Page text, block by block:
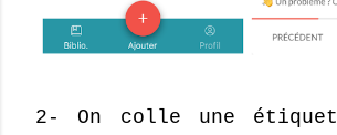
2- On colle une